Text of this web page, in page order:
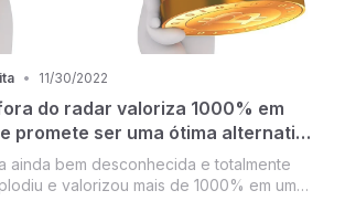
• 11/30/2022
do radar valoriza 1000% em
promete ser uma ótima alternativa
ainda bem desconhecida e totalmente
e valorizou mais de 1000% em um